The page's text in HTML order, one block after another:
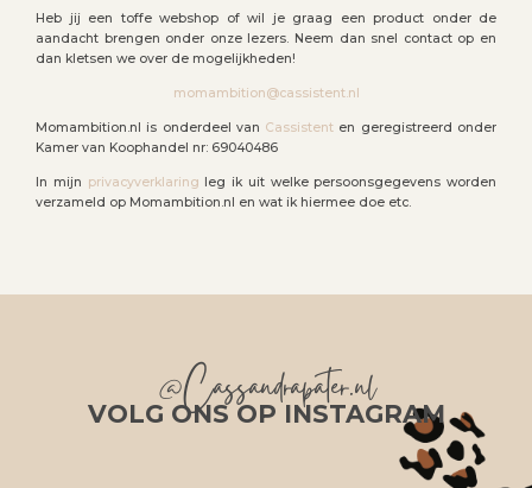
Heb jij een toffe webshop of wil je graag een product onder de
aandacht brengen onder onze lezers. Neem dan snel contact op en
dan kletsen we over de mogelijkheden!
momambition@cassistent.nl
Momambition.nl is onderdeel van Cassistent en geregistreerd onder
Kamer van Koophandel nr: 69040486
In mijn privacyverklaring leg ik uit welke persoonsgegevens worden
verzameld op Momambition.nl en wat ik hiermee doe etc.
@Cassandrapater.nl
VOLG ONS OP INSTAGRAM